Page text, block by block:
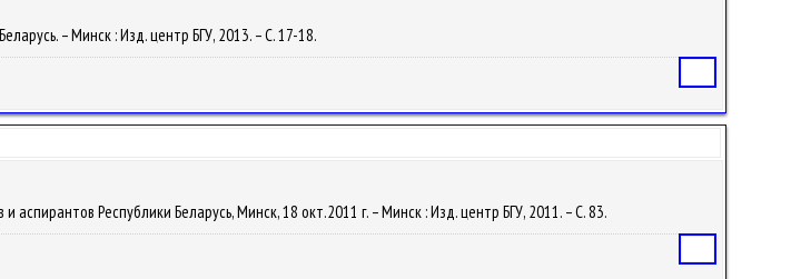
– Минск : Изд. центр БГУ, 2013. – С. 17-18.
аспирантов Республики Беларусь, Минск, 18 окт.2011 г. – Минск : Изд. центр БГУ, 2011. – С. 83.